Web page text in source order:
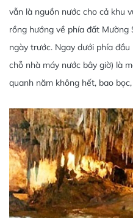
vẫn là nguồn nước cho cả khu
rồng hướng về phía đất
ngày trước. Ngay dưới phía
chỗ nhà máy nước bây giờ) là
quanh năm không hết, bao